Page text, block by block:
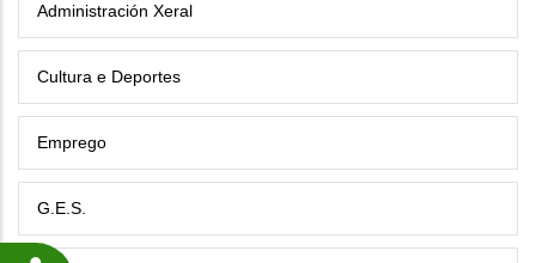
Administración Xeral
Cultura e Deportes
Emprego
G.E.S.